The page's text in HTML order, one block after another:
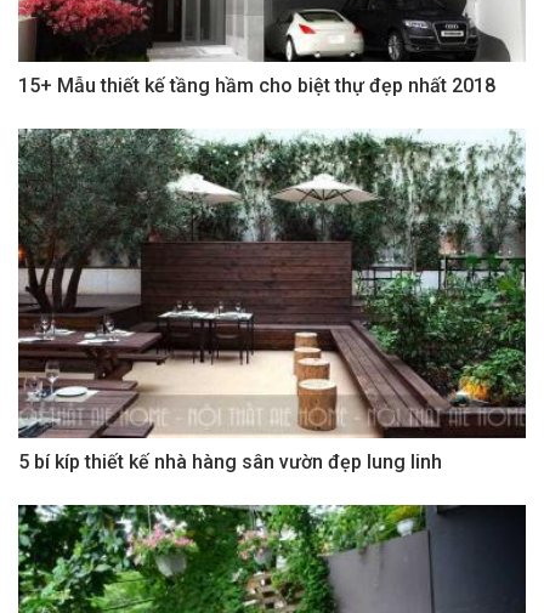
15+ Mẫu thiết kế tầng hầm cho biệt thự đẹp nhất 2018
5 bí kíp thiết kế nhà hàng sân vườn đẹp lung linh